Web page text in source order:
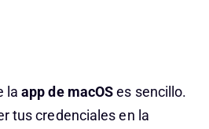
laapp de macOSes sencillo.
tus credenciales en la